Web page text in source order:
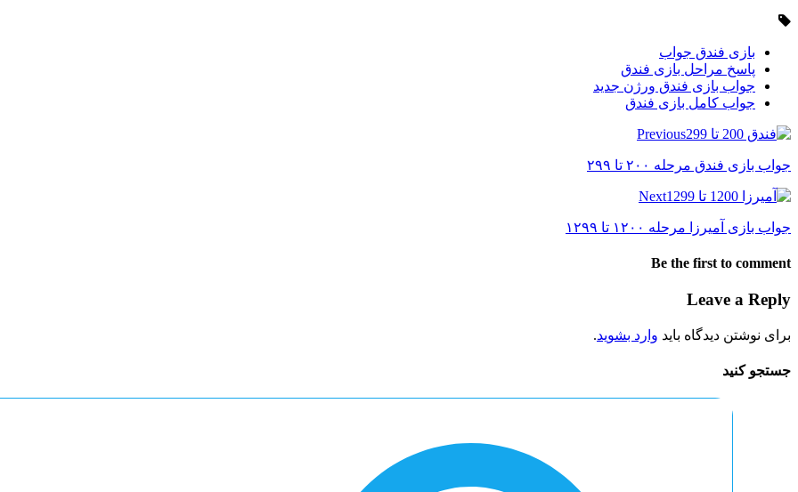
بازی فندق جواب
پاسخ مراحل بازی فندق
جواب بازی فندق ورژن جدید
جواب کامل بازی فندق
Previous
جواب بازی فندق مرحله ۲۰۰ تا ۲۹۹
Next
جواب بازی آمیرزا مرحله ۱۲۰۰ تا ۱۲۹۹
Be the first to comment
Leave a Reply
برای نوشتن دیدگاه باید وارد بشوید.
جستجو کنید